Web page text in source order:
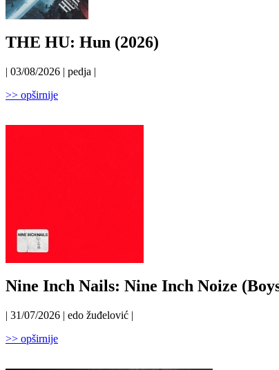
THE HU: Hun (2026)
| 03/08/2026 | pedja |
>> opširnije
Nine Inch Nails: Nine Inch Noize
| 31/07/2026 | edo žuđelović |
>> opširnije